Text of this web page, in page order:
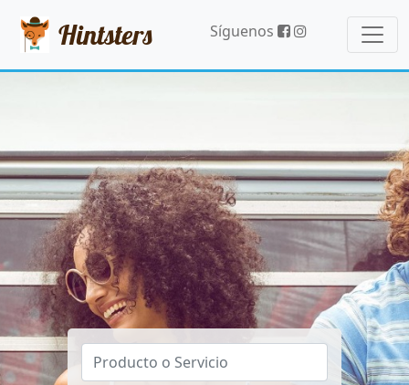
Hintsters Síguenos